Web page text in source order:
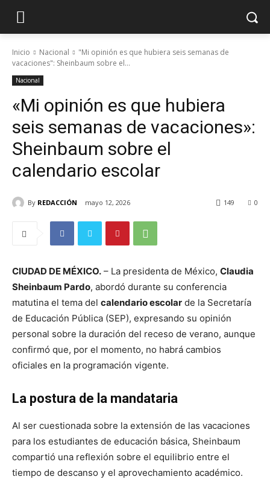
Inicio Nacional
"Mi opinión es que hubiera seis semanas de
vacaciones": Sheinbaum sobre el...
Nacional
«Mi opinión es que hubiera
seis semanas de vacaciones»:
Sheinbaum sobre el
calendario escolar
By REDACCIÓN mayo 12, 2026 0
149
CIUDAD DE MÉXICO. – La presidenta de México, Claudia
Sheinbaum Pardo, abordó durante su conferencia
matutina el tema del calendario escolar de la Secretaría
de Educación Pública (SEP), expresando su opinión
personal sobre la duración del receso de verano, aunque
confirmó que, por el momento, no habrá cambios
oficiales en la programación vigente.
La postura de la mandataria
Al ser cuestionada sobre la extensión de las vacaciones
para los estudiantes de educación básica, Sheinbaum
compartió una reflexión sobre el equilibrio entre el
tiempo de descanso y el aprovechamiento académico.